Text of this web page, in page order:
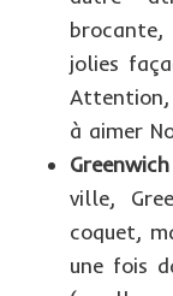
jolies
Attention,
à aimer
ville,
coquet,
une fois